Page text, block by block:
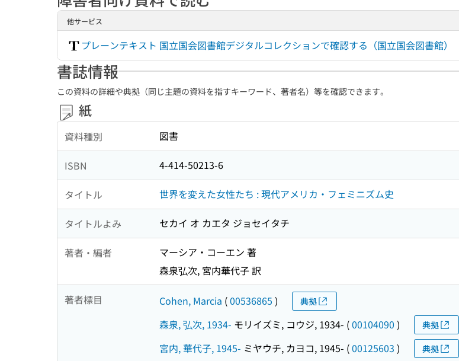
他サービス
プレーンテキスト 国立国会図書館デジタルコレクションで確認する（国立国会図書館）
書誌情報
この資料の詳細や典拠（同じ主題の資料を指すキーワード、著者名）等を確認できます。
紙
資料種別 図書
ISBN 4-414-50213-6
タイトル 世界を変えた女性たち : 現代アメリカ・フェミニズム史
タイトルよみ セカイ オ カエタ ジョセイタチ
著者・編者
マーシア・コーエン 著
森泉弘次, 宮内華代子 訳
著者標目 Cohen, Marcia (00536865 ) 典拠
森泉, 弘次, 1934- モリイズミ, コウジ, 1934- (00104090 ) 典拠
宮内, 華代子, 1945- ミヤウチ, カヨコ, 1945- (00125603 ) 典拠